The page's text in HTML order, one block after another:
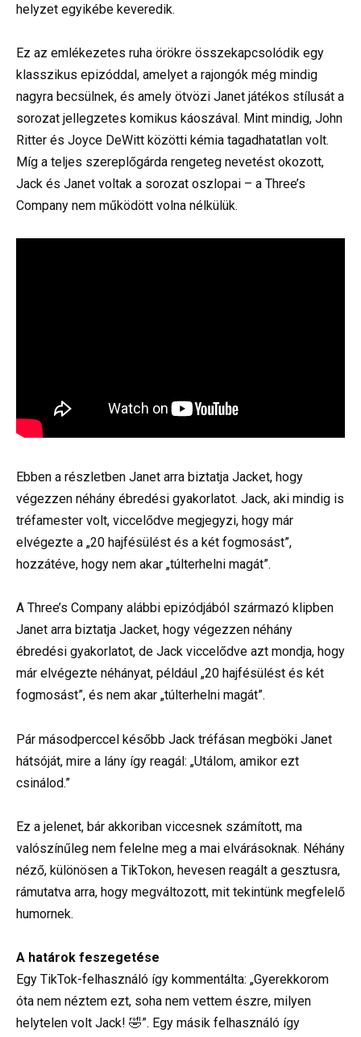
helyzet egyikébe keveredik.
Ez az emlékezetes ruha örökre összekapcsolódik egy
klasszikus epizóddal, amelyet a rajongók még mindig
nagyra becsülnek, és amely ötvözi Janet játékos stílusát a
sorozat jellegzetes komikus káoszával. Mint mindig, John
Ritter és Joyce DeWitt közötti kémia tagadhatatlan volt.
Míg a teljes szereplőgárda rengeteg nevetést okozott,
Jack és Janet voltak a sorozat oszlopai – a Three’s
Company nem működött volna nélkülük.
Ebben a részletben Janet arra biztatja Jacket, hogy
végezzen néhány ébredési gyakorlatot. Jack, aki mindig is
tréfamester volt, viccelődve megjegyzi, hogy már
elvégezte a „20 hajfésülést és a két fogmosást”,
hozzátéve, hogy nem akar „túlterhelni magát”.
A Three’s Company alábbi epizódjából származó klipben
Janet arra biztatja Jacket, hogy végezzen néhány
ébredési gyakorlatot, de Jack viccelődve azt mondja, hogy
már elvégezte néhányat, például „20 hajfésülést és két
fogmosást”, és nem akar „túlterhelni magát”.
Pár másodperccel később Jack tréfásan megböki Janet
hátsóját, mire a lány így reagál: „Utálom, amikor ezt
csinálod.”
Ez a jelenet, bár akkoriban viccesnek számított, ma
valószínűleg nem felelne meg a mai elvárásoknak. Néhány
néző, különösen a TikTokon, hevesen reagált a gesztusra,
rámutatva arra, hogy megváltozott, mit tekintünk megfelelő
humornek.
A határok feszegetése
Egy TikTok-felhasználó így kommentálta: „Gyerekkorom
óta nem néztem ezt, soha nem vettem észre, milyen
helytelen volt Jack! 🤣”. Egy másik felhasználó így